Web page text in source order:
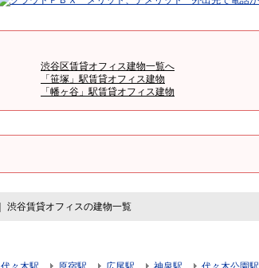
渋谷区賃貸オフィス建物一覧へ
「笹塚」駅賃貸オフィス建物
「幡ヶ谷」駅賃貸オフィス建物
渋谷賃貸オフィスの建物一覧